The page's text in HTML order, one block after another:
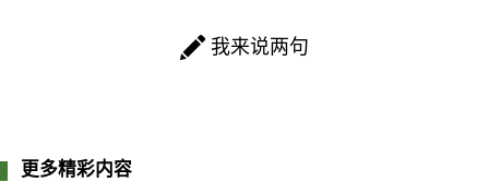
我来说两句
更多精彩内容